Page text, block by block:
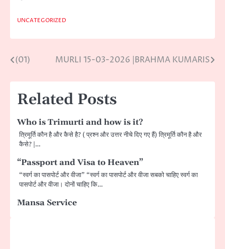
UNCATEGORIZED
Post
navigation
(01) MURLI 15-03-2026 |BRAHMA KUMARIS
Related Posts
Who is Trimurti and how is it?
त्रिमूर्ति कौन है और कैसे है? ( प्रश्न और उत्तर नीचे दिए गए हैं) त्रिमूर्ति कौन है और
कैसे? |…
“Passport and Visa to Heaven”
“स्वर्ग का पासपोर्ट और वीजा” “स्वर्ग का पासपोर्ट और वीजा सबको चाहिए स्वर्ग का
पासपोर्ट और वीजा। दोनों चाहिए कि…
Mansa Service